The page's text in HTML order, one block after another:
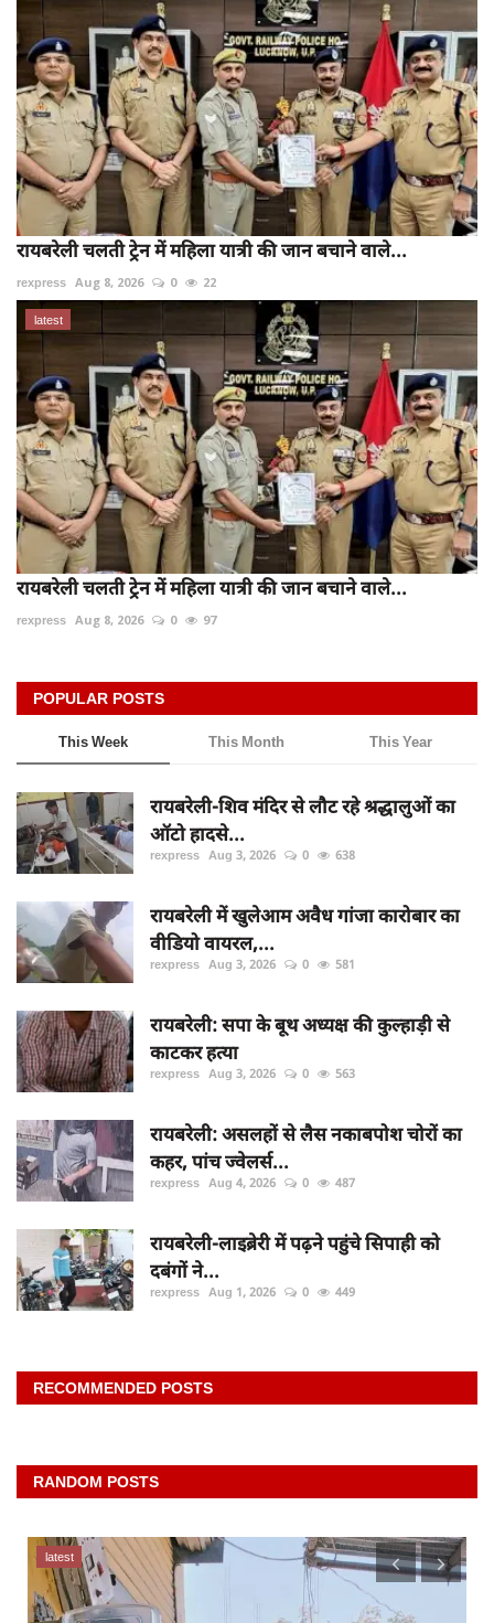
रायबरेली चलती ट्रेन में महिला यात्री की जान बचाने वाले...
rexpress Aug 8, 2026 0 22
latest
रायबरेली चलती ट्रेन में महिला यात्री की जान बचाने वाले...
rexpress Aug 8, 2026 0 97
POPULAR POSTS
This Week This Month This Year
रायबरेली-शिव मंदिर से लौट रहे श्रद्धालुओं का
ऑटो हादसे...
rexpress Aug 3, 2026 0 638
रायबरेली में खुलेआम अवैध गांजा कारोबार का
वीडियो वायरल,...
rexpress Aug 3, 2026 0 581
रायबरेली: सपा के बूथ अध्यक्ष की कुल्हाड़ी से
काटकर हत्या
rexpress Aug 3, 2026 0 563
रायबरेली: असलहों से लैस नकाबपोश चोरों का
कहर, पांच ज्वेलर्स...
rexpress Aug 4, 2026 0 487
रायबरेली-लाइब्रेरी में पढ़ने पहुंचे सिपाही को
दबंगों ने...
rexpress Aug 1, 2026 0 449
RECOMMENDED POSTS
RANDOM POSTS
latest